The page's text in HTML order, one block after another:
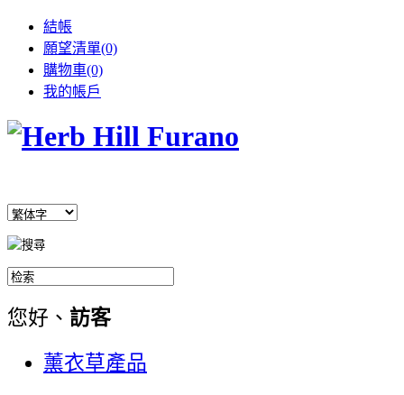
結帳
願望清單(0)
購物車(0)
我的帳戶
您好、 訪客
薰衣草產品